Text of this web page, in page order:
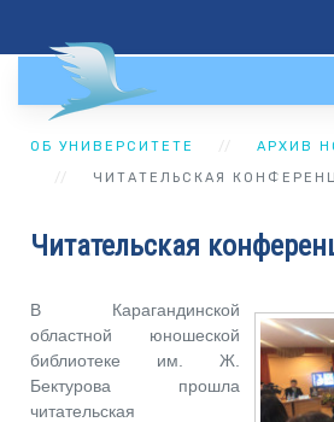
ОБ УНИВЕРСИТЕТЕ
АРХИВ
ЧИТАТЕЛЬСКАЯ
Читательская
В Карагандинской
областной юношеской
библиотеке им. Ж.
Бектурова прошла
читательская